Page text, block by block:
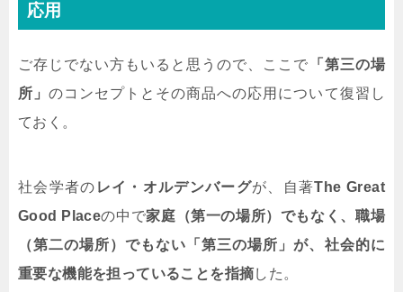
応用
ご存じでない方もいると思うので、ここで 「第三の場
所」のコンセプトとその商品への応用について復習し
ておく。
社会学者の レイ・オルデンバーグが、自著The Great
Good Placeの中で家庭（第一の場所）でもなく、職場
（第二の場所）でもない「第三の場所」が、社会的に
重要な機能を担っていることを指摘した。